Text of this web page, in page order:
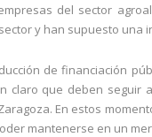
del sector
y han supuesto una
de financiación
claro que deben seguir
En estos
mantenerse en un